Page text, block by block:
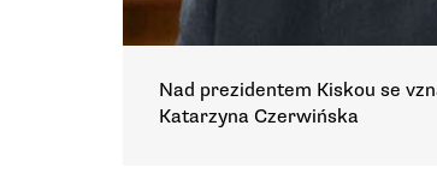
Nad prezidentem Kiskou se
Katarzyna Czerwińska